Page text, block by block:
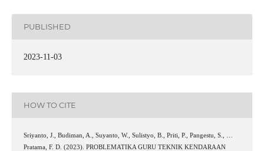
PUBLISHED
2023-11-03
HOW TO CITE
Sriyanto, J., Budiman, A., Suyanto, W., Sulistyo, B., Priti, P., Pangestu, S., …
Pratama, F. D. (2023). PROBLEMATIKA GURU TEKNIK KENDARAAN